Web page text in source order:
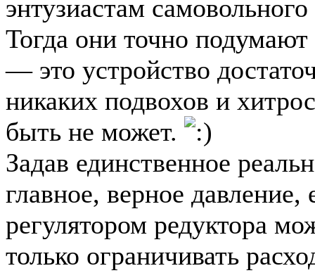
энтузиастам
Тогда они точно
— это устройство
никаких подвохов и
быть не может.
Задав единственное
главное, верное
регулятором редуктора
только ограничивать